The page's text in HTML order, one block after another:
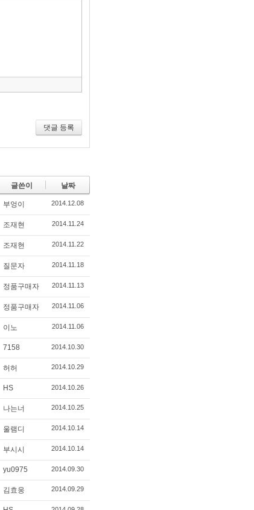
뛰
댓글 등록
글쓴이 날짜
부엉이 2014.12.08
조재현 2014.11.24
조재현 2014.11.22
질문자 2014.11.18
정품구매자 2014.11.13
정품구매자 2014.11.06
이노 2014.11.06
7158 2014.10.30
허허 2014.10.29
HS 2014.10.26
나는너 2014.10.25
울램디 2014.10.14
부시시 2014.10.14
yu0975 2014.09.30
김효웅 2014.09.29